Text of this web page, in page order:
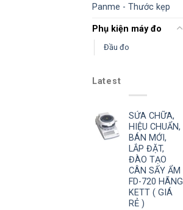
Panme - Thước kẹp
Phụ kiện máy đo
Đầu đo
Latest
SỬA CHỮA,
HIỆU CHUẨN,
BÁN MỚI,
LẮP ĐẶT,
ĐÀO TẠO
CÂN SẤY ẨM
FD-720 HÃNG
KETT ( GIÁ
RẺ )